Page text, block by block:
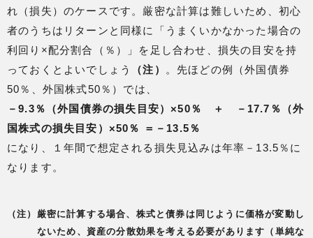
れ（損失）のケースです。厳密な計算は難しいため、初心
者のうちはリターンと同様に「うまくいかなかった場合の
利回り×配分割合（％）」を足し合わせ、損失の目安を持
っておくとよいでしょう
（注）
。先ほどの例（外国債券
50％、外国株式50％）では、
－9.3％（外国債券の損失目安）×50％ ＋ －17.7％（外
国株式の損失目安）×50％ ＝－13.5％
になり、１年間で想定される損失見込みは年率－13.5％に
なります。
（注）厳密に計算する場合、株式と債券は同じように価格が変動し
ないため、資産の分散効果を考える必要があります（単純な